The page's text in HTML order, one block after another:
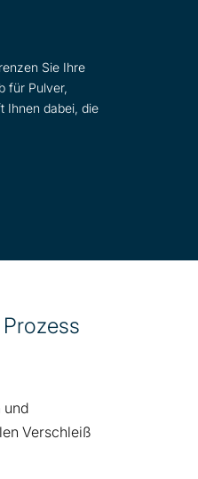
Sie
passt.
Sie Ihre
für Pulver,
Ihnen dabei, die
und
Verschleiß